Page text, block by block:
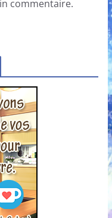
commentaire.